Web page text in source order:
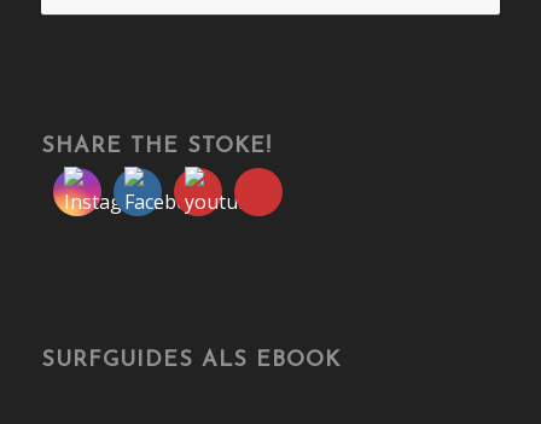
SHARE THE STOKE!
SURFGUIDES ALS EBOOK